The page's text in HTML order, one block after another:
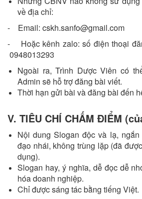
về địa chỉ:
- Email: cskh.sanfo@gmail.com
- Hoặc kênh zalo: số điện thoại
0948013293
Ngoài ra, Trình Dược Viên có
Admin sẽ hỗ trợ đăng bài viết.
Thời hạn gửi bài và đăng bài đến
V. TIÊU CHÍ CHẤM ĐIỂM
Nội dung Slogan độc và lạ,
đạo nhái, không trùng lặp (đã
dụng).
Slogan hay, ý nghĩa, dễ đọc dễ
hóa doanh nghiệp.
Chỉ được sáng tác bằng tiếng Việt.